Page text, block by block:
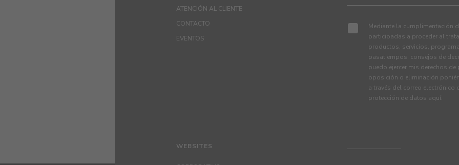
ATENCIÓN AL CLIENTE
CONTACTO
EVENTOS
Mediante la cumplimentación
participadas a proceder al
productos, servicios,
pasatiempos, consejos de
puedo ejercer mis derechos
oposición o eliminación
a través del correo electrónico
protección de datos aquí.
WEBSITES